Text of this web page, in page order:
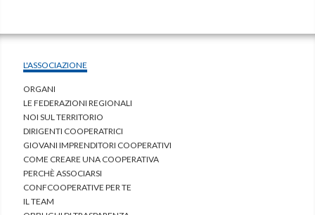
L'ASSOCIAZIONE
ORGANI
LE FEDERAZIONI REGIONALI
NOI SUL TERRITORIO
DIRIGENTI COOPERATRICI
GIOVANI IMPRENDITORI COOPERATIVI
COME CREARE UNA COOPERATIVA
PERCHÈ ASSOCIARSI
CONFCOOPERATIVE PER TE
IL TEAM